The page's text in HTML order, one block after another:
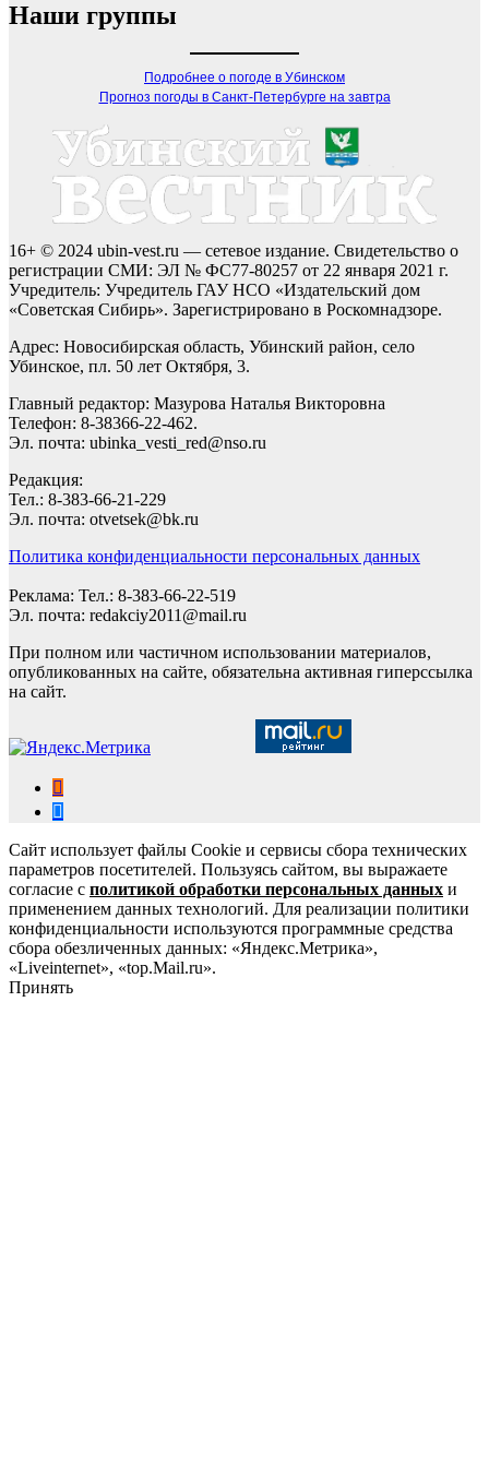
Наши группы
Подробнее о погоде в Убинском
Прогноз погоды в Санкт-Петербурге на завтра
16+ © 2024 ubin-vest.ru — сетевое издание. Свидетельство о
регистрации СМИ: ЭЛ № ФС77-80257 от 22 января 2021 г.
Учредитель: Учредитель ГАУ НСО «Издательский дом
«Советская Сибирь». Зарегистрировано в Роскомнадзоре.
Адрес: Новосибирская область, Убинский район, село
Убинское, пл. 50 лет Октября, 3.
Главный редактор: Мазурова Наталья Викторовна
Телефон: 8-38366-22-462.
Эл. почта: ubinka_vesti_red@nso.ru
Редакция:
Тел.: 8-383-66-21-229
Эл. почта: otvetsek@bk.ru
Политика конфиденциальности персональных данных
Реклама: Тел.: 8-383-66-22-519
Эл. почта: redakciy2011@mail.ru
При полном или частичном использовании материалов,
опубликованных на сайте, обязательна активная гиперссылка
на сайт.
Сайт использует файлы Cookie и сервисы сбора технических
параметров посетителей. Пользуясь сайтом, вы выражаете
согласие с политикой обработки персональных данных и
применением данных технологий. Для реализации политики
конфиденциальности используются программные средства
сбора обезличенных данных: «Яндекс.Метрика»,
«Liveinternet», «top.Mail.ru».
Принять